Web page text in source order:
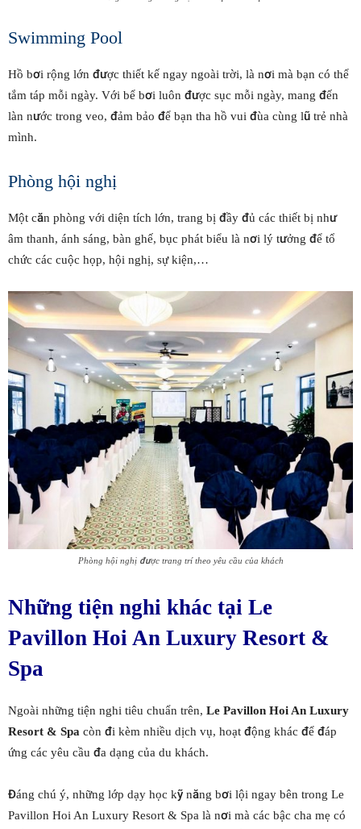
Swimming Pool
Hồ bơi rộng lớn được thiết kế ngay ngoài trời, là nơi mà bạn có thể
tắm táp mỗi ngày. Với bể bơi luôn được sục mỗi ngày, mang đến
làn nước trong veo, đảm bảo để bạn tha hồ vui đùa cùng lũ trẻ nhà
mình.
Phòng hội nghị
Một căn phòng với diện tích lớn, trang bị đầy đủ các thiết bị như
âm thanh, ánh sáng, bàn ghế, bục phát biểu là nơi lý tưởng để tổ
chức các cuộc họp, hội nghị, sự kiện,…
Phòng hội nghị được trang trí theo yêu cầu của khách
Những tiện nghi khác tại Le
Pavillon Hoi An Luxury Resort &
Spa
Ngoài những tiện nghi tiêu chuẩn trên, Le Pavillon Hoi An Luxury
Resort & Spa còn đi kèm nhiều dịch vụ, hoạt động khác để đáp
ứng các yêu cầu đa dạng của du khách.
Đáng chú ý, những lớp dạy học kỹ năng bơi lội ngay bên trong Le
Pavillon Hoi An Luxury Resort & Spa là nơi mà các bậc cha mẹ có